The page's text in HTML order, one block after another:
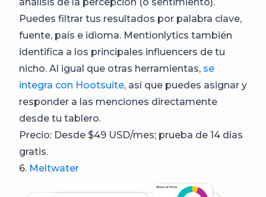
Puedes filtrar tus resultados por palabra clave,
fuente, país e idioma. Mentionlytics también
identifica a los principales influencers de tu
nicho. Al igual que otras herramientas, se
integra con Hootsuite, así que puedes asignar y
responder a las menciones directamente
desde tu tablero.
Precio: Desde $49 USD/mes; prueba de 14 días
gratis.
6. Meltwater